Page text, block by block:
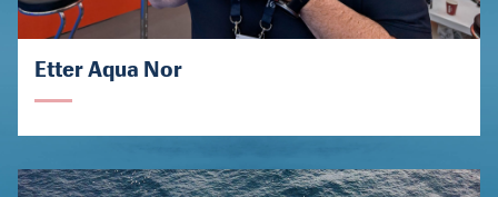
Etter Aqua Nor